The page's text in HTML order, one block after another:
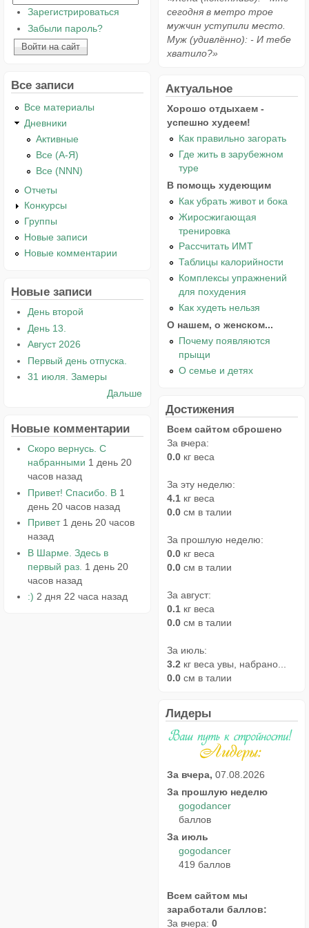
Зарегистрироваться
Забыли пароль?
Все записи
Все материалы
Дневники
Активные
Все (А-Я)
Все (NNN)
Отчеты
Конкурсы
Группы
Новые записи
Новые комментарии
Новые записи
День второй
День 13.
Август 2026
Первый день отпуска.
31 июля. Замеры
Дальше
Новые комментарии
Скоро вернусь. С
набранными 1 день 20
часов назад
Привет! Спасибо. В 1
день 20 часов назад
Привет 1 день 20 часов
назад
В Шарме. Здесь в
первый раз. 1 день 20
часов назад
:) 2 дня 22 часа назад
сегодня в метро трое
мужчин уступили место.
Муж (удивлённо): - И тебе
хватило?»
Актуальное
Хорошо отдыхаем -
успешно худеем!
Как правильно загорать
Где жить в зарубежном
туре
В помощь худеющим
Как убрать живот и бока
Жиросжигающая
тренировка
Рассчитать ИМТ
Таблицы калорийности
Комплексы упражнений
для похудения
Как худеть нельзя
О нашем, о женском...
Почему появляются
прыщи
О семье и детях
Достижения
Всем сайтом сброшено
За вчера:
0.0 кг веса
За эту неделю:
4.1 кг веса
0.0 см в талии
За прошлую неделю:
0.0 кг веса
0.0 см в талии
За август:
0.1 кг веса
0.0 см в талии
За июль:
3.2 кг веса увы, набрано...
0.0 см в талии
Лидеры
За вчера, 07.08.2026
За прошлую неделю
gogodancer
баллов
За июль
gogodancer
419 баллов
Всем сайтом мы
заработали баллов:
За вчера: 0